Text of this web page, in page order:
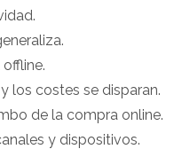
los costes se disparan.
de la compra online.
y dispositivos.